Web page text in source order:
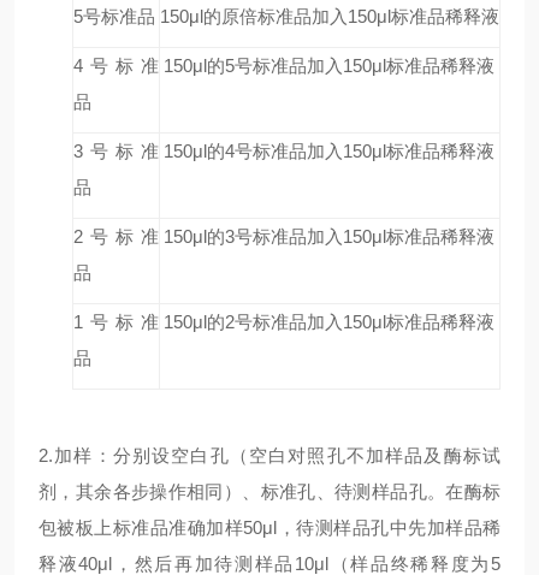
5号标准品 150μl的原倍标准品加入150μl标准品稀释液
4号标准
品
150μl的5号标准品加入150μl标准品稀释液
3号标准
品
150μl的4号标准品加入150μl标准品稀释液
2号标准
品
150μl的3号标准品加入150μl标准品稀释液
1号标准
品
150μl的2号标准品加入150μl标准品稀释液
2.加样：分别设空白孔（空白对照孔不加样品及酶标试
剂，其余各步操作相同）、标准孔、待测样品孔。在酶标
包被板上标准品准确加样50μl，待测样品孔中先加样品稀
释液40μl，然后再加待测样品10μl（样品终稀释度为5